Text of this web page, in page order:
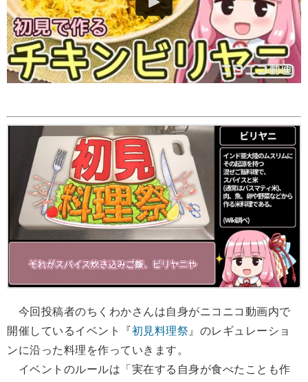
今回投稿者のちくわかさんは自身がニコニコ動画内で
開催しているイベント『初見料理祭 』のレギュレーショ
ンに沿った料理を作っていきます。
イベントのルールは「実在する自身が食べたことも作